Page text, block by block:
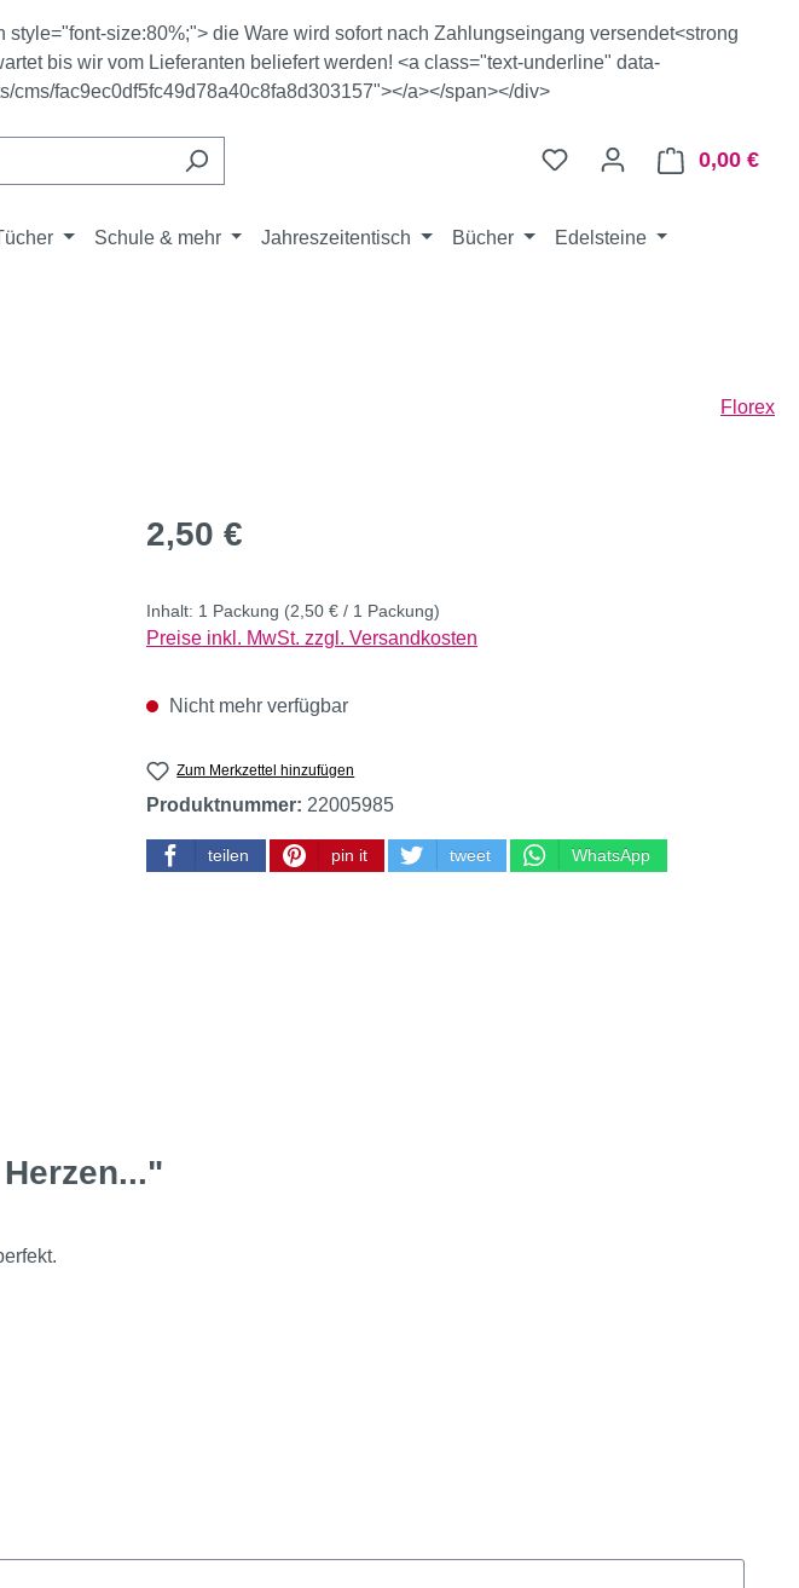
size:80%;"> die Ware wird sofort nach Zahlungseingang versendet<strong
bis wir vom Lieferanten beliefert werden! <a class="text-underline" data-
fac9ec0df5fc49d78a40c8fa8d303157"></a></span></div>
0,00 €
Schule & mehr Jahreszeitentisch Bücher Edelsteine
Florex
Regulärer Preis:
2,50 €
Inhalt: 1 Packung (2,50 € / 1 Packung)
Preise inkl. MwSt. zzgl. Versandkosten
Nicht mehr verfügbar
Zum Merkzettel hinzufügen
Produktnummer: 22005985
teilen pin it tweet WhatsApp